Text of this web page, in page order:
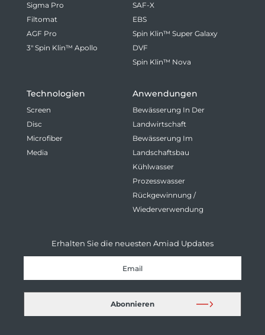
Sigma Pro
Filtomat
AGF Pro
3" Spin Klin™ Apollo
SAF-X
EBS
Spin Klin™ Super Galaxy
DVF
Spin Klin™ Nova
Technologien
Screen
Disc
Microfiber
Media
Anwendungen
Bewässerung In Der
Landwirtschaft
Bewässerung Im
Landschaftsbau
Kühlwasser
Prozesswasser
Rückgewinnung /
Wiederverwendung
Erhalten Sie die neuesten Amiad Updates